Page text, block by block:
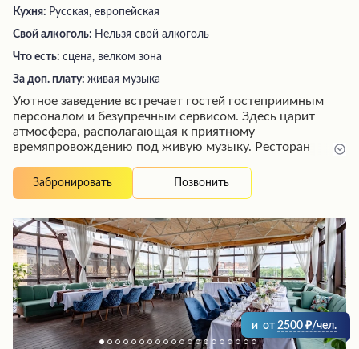
Кухня: Русская, европейская
Свой алкоголь: Нельзя свой алкоголь
Что есть: сцена, велком зона
За доп. плату: живая музыка
Уютное заведение встречает гостей гостеприимным
персоналом и безупречным сервисом. Здесь царит
атмосфера, располагающая к приятному
времяпровождению под живую музыку. Ресторан
уровня, разнообразием напитков, включая
замечательное вино и вкусное пиво. Интерьер
атмосферу уюта и комфорта. Заказы обслуживаются
оперативно, а обслуживание отличается дружелюбием
и вежливостью персонала.
Забронировать Позвонить
и от 2500 /чел.